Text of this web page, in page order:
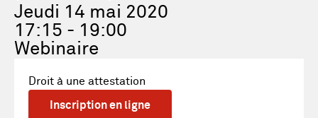
Jeudi 14 mai 2020
17:15 - 19:00
Webinaire
Droit à une attestation
Inscription en ligne